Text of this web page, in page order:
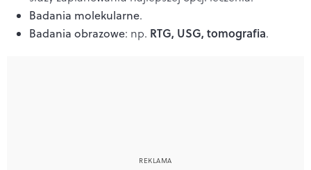
Badania molekularne.
Badania obrazowe: np. RTG, USG, tomografia.